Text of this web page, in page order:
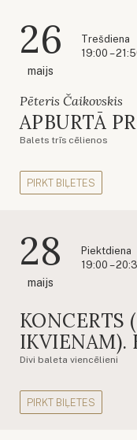
26
maijs
Trešdiena
19:00 –
Pēteris Čaikovskis
APBURTĀ
Balets trīs cēlienos
PIRKT BIĻETES
28
maijs
Piektdiena
19:00 –
KONCERTS
IKVIENAM).
Divi baleta viencēlieni
PIRKT BIĻETES